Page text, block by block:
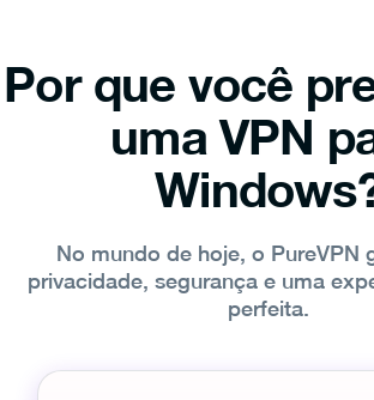
Por que você
uma VPN
No mundo de hoje, o PureVPN
privacidade, segurança e uma
perfeita.